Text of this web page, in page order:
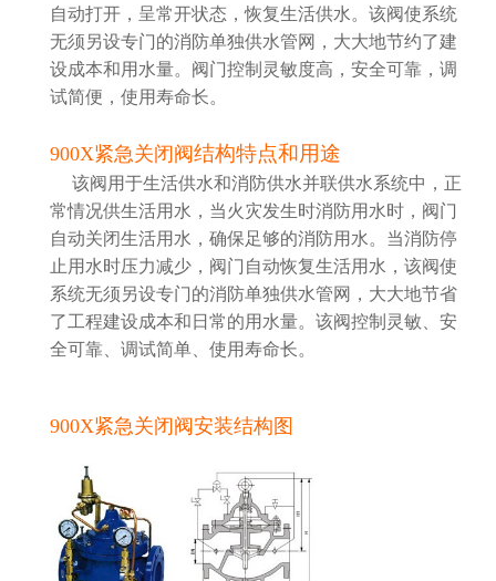
自动打开，呈常开状态，恢复生活供水。该阀使系统
无须另设专门的消防单独供水管网，大大地节约了建
设成本和用水量。阀门控制灵敏度高，安全可靠，调
试简便，使用寿命长。
900X紧急关闭阀结构特点和用途
该阀用于生活供水和消防供水并联供水系统中，正
常情况供生活用水，当火灾发生时消防用水时，阀门
自动关闭生活用水，确保足够的消防用水。当消防停
止用水时压力减少，阀门自动恢复生活用水，该阀使
系统无须另设专门的消防单独供水管网，大大地节省
了工程建设成本和日常的用水量。该阀控制灵敏、安
全可靠、调试简单、使用寿命长。
900X紧急关闭阀安装结构图